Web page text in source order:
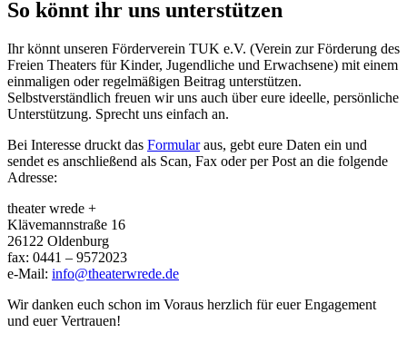
So könnt ihr uns unterstützen
Ihr könnt unseren Förderverein TUK e.V. (Verein zur Förderung des
Freien Theaters für Kinder, Jugendliche und Erwachsene) mit einem
einmaligen oder regelmäßigen Beitrag unterstützen.
Selbstverständlich freuen wir uns auch über eure ideelle, persönliche
Unterstützung. Sprecht uns einfach an.
Bei Interesse druckt das Formularaus, gebt eure Daten ein und
sendet es anschließend als Scan, Fax oder per Post an die folgende
Adresse:
theater wrede +
Klävemannstraße 16
26122 Oldenburg
fax: 0441 – 9572023
e-Mail: info@theaterwrede.de
Wir danken euch schon im Voraus herzlich für euer Engagement
und euer Vertrauen!